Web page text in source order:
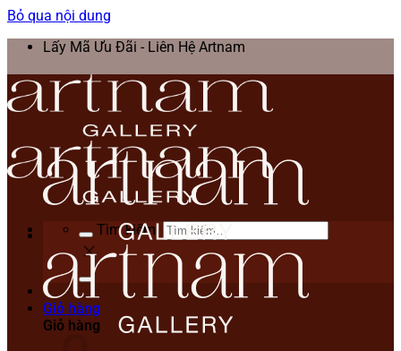
Bỏ qua nội dung
Lấy Mã Ưu Đãi - Liên Hệ Artnam
Tìm kiếm:
Giỏ hàng
Giỏ hàng